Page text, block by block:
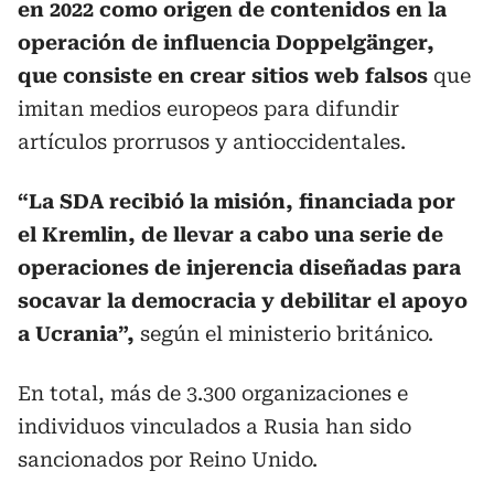
en 2022 como origen de contenidos en la
operación de influencia Doppelgänger,
que consiste en crear sitios web falsos que
imitan medios europeos para difundir
artículos prorrusos y antioccidentales.
“La SDA recibió la misión, financiada por
el Kremlin, de llevar a cabo una serie de
operaciones de injerencia diseñadas para
socavar la democracia y debilitar el apoyo
a Ucrania”, según el ministerio británico.
En total, más de 3.300 organizaciones e
individuos vinculados a Rusia han sido
sancionados por Reino Unido.